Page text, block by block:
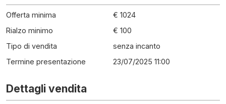
Offerta minima
€ 1024
Rialzo minimo
€ 100
Tipo di vendita
senza incanto
Termine presentazione
23/07/2025 11:00
Dettagli vendita